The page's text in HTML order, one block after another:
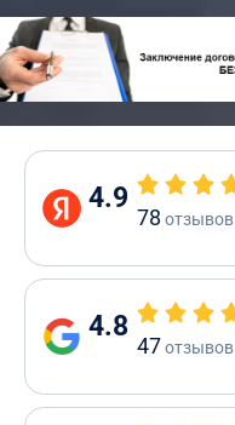
4.9
78 отзывов
4.8
47отзывов